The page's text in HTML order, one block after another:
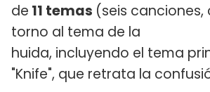
de 11 temas (seis
torno al tema de la
huida, incluyendo el tema
"Knife", que retrata la